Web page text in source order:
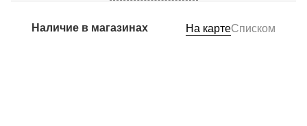
Наличие в магазинах На картеСписком